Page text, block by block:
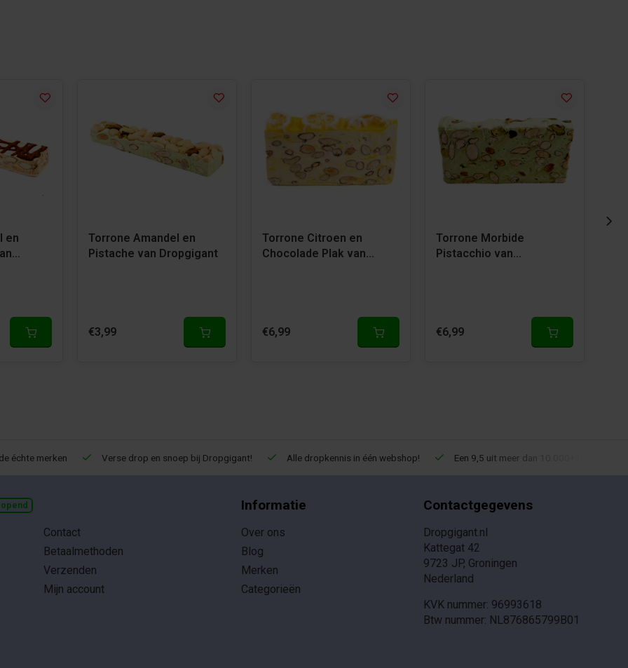
en
Torrone Amandel en
Pistache van Dropgigant
€3,99
Torrone Citroen en
Chocolade Plak van
€6,99
Torrone Morbide
Pistacchio van
€6,99
échte merken Verse drop en snoep bij Dropgigant! Alle dropkennis in één webshop! Een 9,5 uit meer dan 10.000+ reviews!
Contact
Betaalmethoden
Verzenden
Mijn account
Informatie
Over ons
Blog
Merken
Categorieën
Contactgegevens
Dropgigant.nl
Kattegat 42
9723 JP, Groningen
Nederland
KVK nummer: 96993618
Btw nummer: NL876865799B01